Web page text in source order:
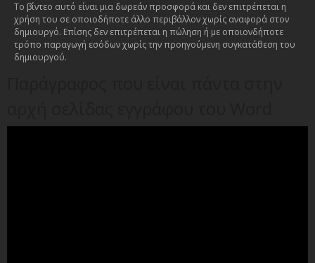
Το βίντεο αυτό είναι μια δωρεάν προσφορά και δεν επιτρέπεται η
χρήση του σε οποιοδήποτε άλλο περιβάλλον χωρίς αναφορά στον
δημιουργό. Επίσης δεν επιτρέπεται η πώληση ή με οποιονδήποτε
τρόπο παραγωγή εσόδων χωρίς την προηγούμενη συγκατάθεση του
δημιουργού.